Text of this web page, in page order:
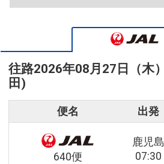
往路2026年08月27日（木）
田)
便名 出発
640便
鹿児島
07:30